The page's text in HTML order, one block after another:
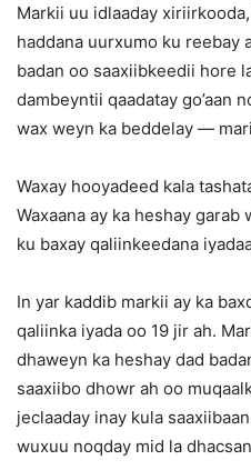
Markii uu idlaaday
haddana uurxumo ku reebay
badan oo saaxiibkeedii hore
dambeyntii qaadatay go’aan
wax weyn ka beddelay —
Waxay hooyadeed kala
Waxaana ay ka heshay
ku baxay qaliinkeedana
In yar kaddib markii ay ka
qaliinka iyada oo 19 jir ah.
dhaweyn ka heshay dad
saaxiibo dhowr ah oo
jeclaaday inay kula
wuxuu noqday mid la